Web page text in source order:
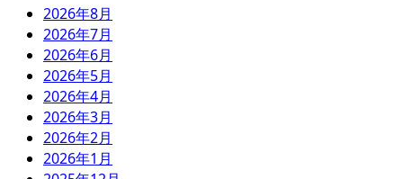
2026年8月
2026年7月
2026年6月
2026年5月
2026年4月
2026年3月
2026年2月
2026年1月